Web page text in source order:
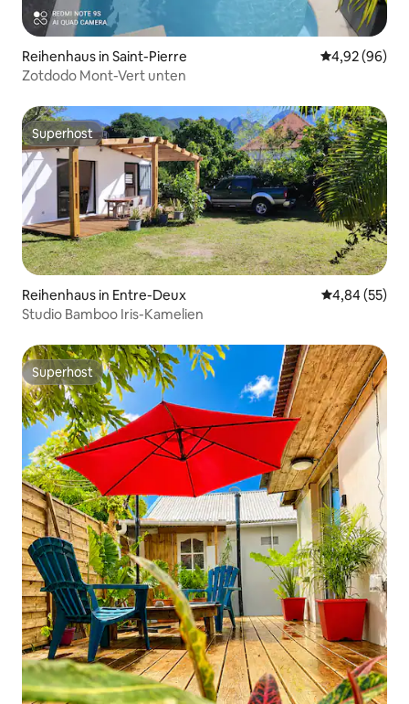
Reihenhaus in Saint-Pierre
4,92 (96)
Zotdodo Mont-Vert unten
Superhost
Superhost
Reihenhaus in Entre-Deux
4,84 (55)
Studio Bamboo Iris-Kamelien
Superhost
Superhost